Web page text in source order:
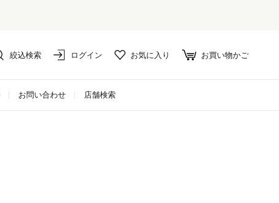
絞込検索 ログイン お気に入り お買い物かご
お問い合わせ 店舗検索